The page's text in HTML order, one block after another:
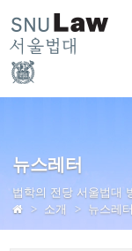
뉴스레터
법학의 전당 서울법대
소개
뉴스레터